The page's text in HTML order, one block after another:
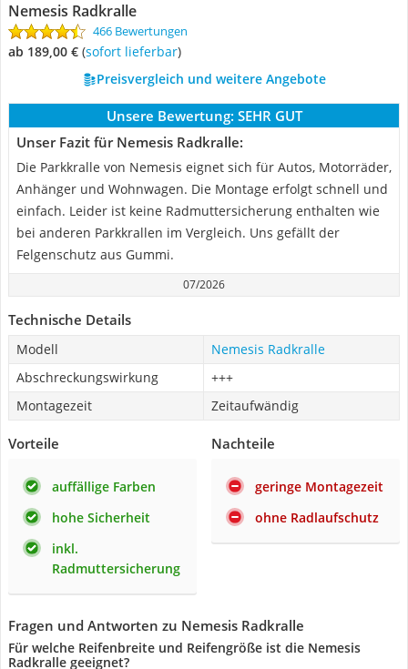
Nemesis Radkralle
466 Bewertungen
ab 189,00 € ( Sofort lieferbar)
Preisvergleich und weitere Angebote
Unsere Bewertung: SEHR GUT
Unser Fazit für Nemesis Radkralle:
Die Parkkralle von Nemesis eignet sich für Autos, Motorräder,
Anhänger und Wohnwagen. Die Montage erfolgt schnell und
einfach. Leider ist keine Radmuttersicherung enthalten wie
bei anderen Parkkrallen im Vergleich. Uns gefällt der
Felgenschutz aus Gummi.
07/2026
Technische Details
Modell
Nemesis Radkralle
Abschreckungswirkung
+++
Montagezeit
Zeitaufwändig
Vorteile
auffällige Farben
hohe Sicherheit
inkl.
Radmuttersicherung
Nachteile
geringe Montagezeit
ohne Radlaufschutz
Fragen und Antworten zu Nemesis Radkralle
Für welche Reifenbreite und Reifengröße ist die Nemesis
Radkralle geeignet?